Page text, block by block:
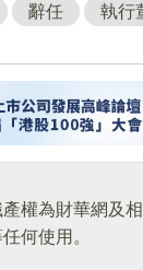
辭任 執行
權為財華網及
何使用。